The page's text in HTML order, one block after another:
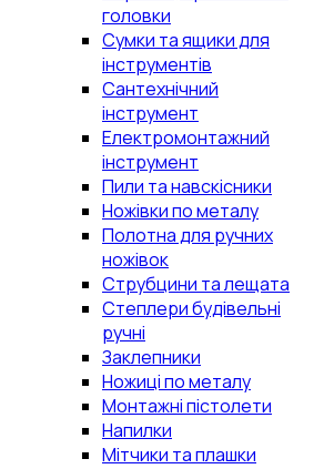
головки
Сумки та ящики для
інструментів
Сантехнічний
інструмент
Електромонтажний
інструмент
Пили та навскісники
Ножівки по металу
Полотна для ручних
ножівок
Струбцини та лещата
Степлери будівельні
ручні
Заклепники
Ножиці по металу
Монтажні пістолети
Напилки
Мітчики та плашки